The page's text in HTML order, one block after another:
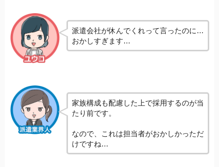
派遣会社が休んでくれって言ったのに…
おかしすぎます…
家族構成も配慮した上で採用するのが当
たり前です。
なので、これは担当者がおかしかっただ
けですね…